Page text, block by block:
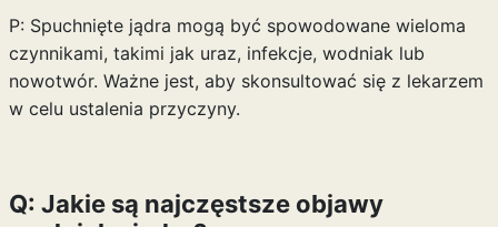
P: Spuchnięte jądra mogą być spowodowane wieloma
czynnikami, takimi jak uraz, infekcje, wodniak lub
nowotwór. Ważne jest, aby skonsultować się z lekarzem
w celu ustalenia przyczyny.
Q: Jakie są najczęstsze objawy